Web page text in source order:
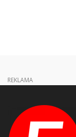
REKLAMA